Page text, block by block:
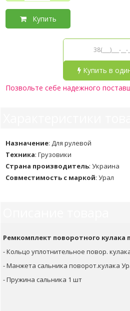
Купить
Купить в
Позвольте себе надежного
Назначение: Для рулевой
Техника: Грузовики
Страна производитель: Украина
Совместимость с маркой: Урал
Ремкомплект поворотного кулака
- Кольцо уплотнительное повор.
- Манжета сальника поворот.кулака
- Пружина сальника 1 шт